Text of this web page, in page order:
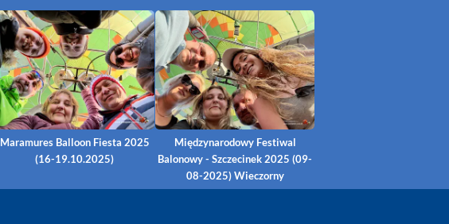
Maramures Balloon Fiesta 2025
(16-19.10.2025)
Międzynarodowy Festiwal
Balonowy - Szczecinek 2025 (09-
08-2025) Wieczorny